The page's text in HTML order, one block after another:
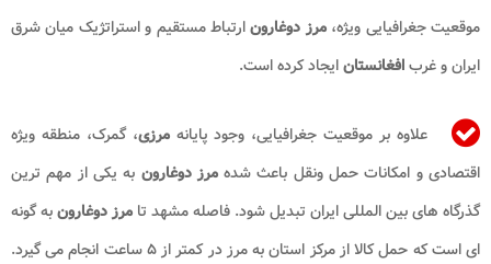
موقعیت جغرافیایی ویژه،مرز دوغارونارتباط مستقیم و استراتژیک میان شرق
ایران و غربافغانستانایجاد کرده است.
علاوه بر موقعیت جغرافیایی، وجود پایانهمرزی، گمرک، منطقه ویژه
اقتصادی و امکانات حمل ونقل باعث شدهمرز دوغارون به یکی از مهم ترین
گذرگاه های بین المللی ایران تبدیل شود. فاصله مشهد تا مرز دوغارونبه گونه
ای است که حمل کالا از مرکز استان به مرز در کمتر از ۵ ساعت انجام می گیرد.